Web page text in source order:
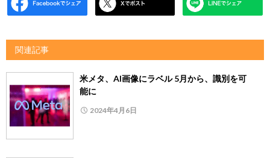
関連記事
米メタ、AI画像にラベル 5月から、識別を可
能に
2024年4月6日